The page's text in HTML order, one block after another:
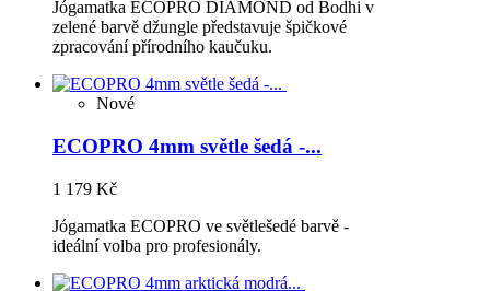
Jógamatka ECOPRO DIAMOND od Bodhi v
zelené barvě džungle představuje špičkové
zpracování přírodního kaučuku.
Nové
ECOPRO 4mm světle šedá -...
1 179 Kč
Jógamatka ECOPRO ve světlešedé barvě -
ideální volba pro profesionály.